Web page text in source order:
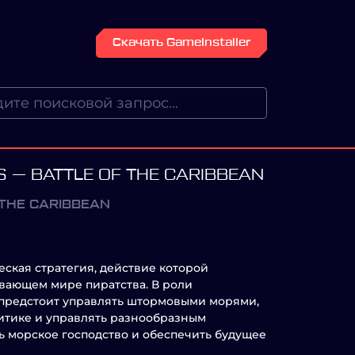
Скачать GameInstaller
BATTLE OF THE CARIBBEAN
CARIBBEAN
стратегия, действие которой
мире пиратства. В роли
управлять штормовыми морями,
и управлять разнообразным
морское господство и обеспечить будущее